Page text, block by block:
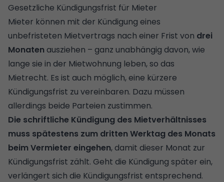
Gesetzliche Kündigungsfrist für Mieter
Mieter können mit der Kündigung eines
unbefristeten Mietvertrags nach einer Frist von drei
Monaten ausziehen – ganz unabhängig davon, wie
lange sie in der Mietwohnung leben, so das
Mietrecht. Es ist auch möglich, eine kürzere
Kündigungsfrist zu vereinbaren. Dazu müssen
allerdings beide Parteien zustimmen.
Die schriftliche Kündigung des Mietverhältnisses
muss spätestens zum dritten Werktag des Monats
beim Vermieter eingehen, damit dieser Monat zur
Kündigungsfrist zählt. Geht die Kündigung später ein,
verlängert sich die Kündigungsfrist entsprechend.